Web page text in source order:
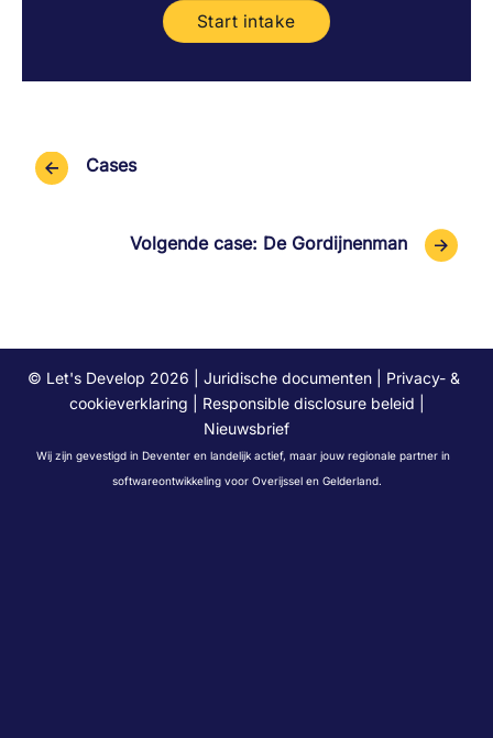
Start intake
Cases
Volgende case: De Gordijnenman
© Let's Develop 2026 | Juridische documenten| Privacy- &
cookieverklaring
Responsible disclosure beleid
Nieuwsbrief
Wij zijn gevestigd in Deventer en landelijk actief, maar jouw regionale partner in
softwareontwikkeling voor Overijsselen Gelderland.